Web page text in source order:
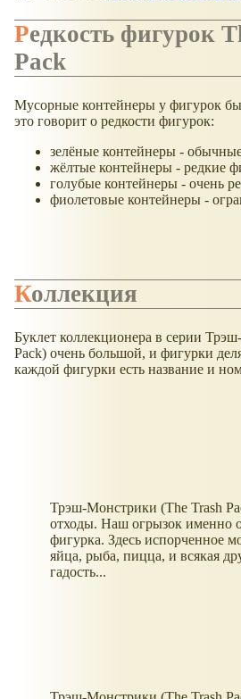
Редкость фигурок The Trash
Pack
Мусорные контейнеры у фигурок
это говорит о редкости фигурок:
зелёные контейнеры -
жёлтые контейнеры - редкие
голубые контейнеры - очень
фиолетовые контейнеры -
Коллекция
Буклет коллекционера в серии
Pack) очень большой, и фигурки
каждой фигурки есть название и
Трэш-Монстрики (The Trash
отходы. Наш огрызок именно
фигурка. Здесь испорченное
яйца, рыба, пицца, и всякая
гадость...